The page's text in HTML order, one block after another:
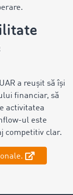
a reușit să își
financiar, să
activitatea
ul este
competitiv clar.